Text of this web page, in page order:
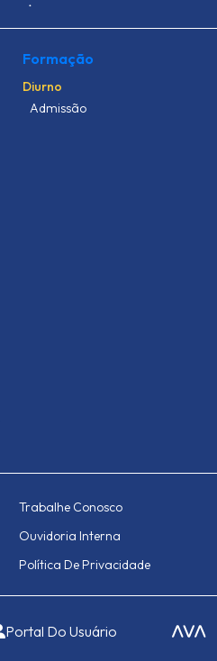
Formação
Diurno
Admissão
Trabalhe Conosco
Ouvidoria Interna
Política De Privacidade
Portal Do Usuário